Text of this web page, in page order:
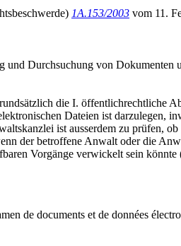
1A.153/2003 vom 11.
und Durchsuchung von Dokumenten
die I. öffentlichrechtliche
Dateien ist darzulegen,
ist ausserdem zu prüfen,
der betroffene Anwalt oder die
Vorgänge verwickelt sein könnte
de documents et de données